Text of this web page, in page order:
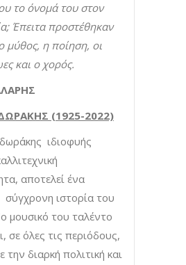
το όνομά του στον
Έπειτα προστέθηκαν
μύθος, η ποίηση, οι
και ο χορός.
(1925-2022)
ιδιοφυής
αποτελεί ένα
ιστορία του
μουσικό του ταλέντο
σε όλες τις περιόδους,
διαρκή πολιτική και